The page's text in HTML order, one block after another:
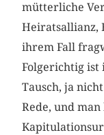
mütterliche
Heiratsallianz,
ihrem Fall
Folgerichtig ist
Tausch, ja
Rede, und